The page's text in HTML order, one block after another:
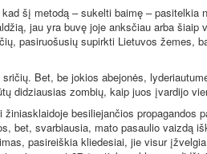
šį metodą – sukelti baimę – pasitelkia
jau yra buvę joje anksčiau arba šiaip
pasiruošusių supirkti Lietuvos žemes,
Bet, be jokios abejonės,
didziausias zombių, kaip juos įvardijo
besiliejančios propagandos
bet, svarbiausia, mato pasaulio vaizdą
pasireiškia kliedesiai, jie visur